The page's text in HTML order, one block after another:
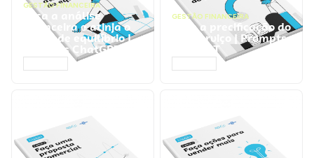
GESTÃO FINANCEIRA
Faça a análise
financeira e atinja o
ponto de equilíbrio |
Prompts ChatGPT
GESTÃO FINANCEIRA
Faça a precificação do
seu serviço | Prompts
ChatGPT